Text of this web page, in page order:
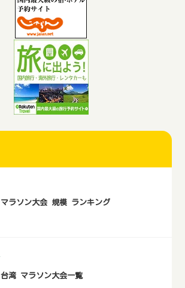
マラソン大会 規模 ランキング
台湾 マラソン大会一覧